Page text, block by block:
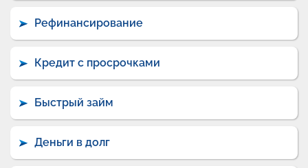
Рефинансирование
Кредит с просрочками
Быстрый займ
Деньги в долг